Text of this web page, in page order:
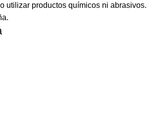
utilizar productos químicos ni abrasivos.